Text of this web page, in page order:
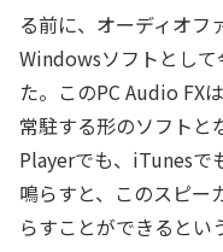
る前に、オーディオフ
Windowsソフトとし
た。このPC Audio FX
常駐する形のソフト
Playerでも、iTunesで
鳴らすと、このスピー
らすことができるとい